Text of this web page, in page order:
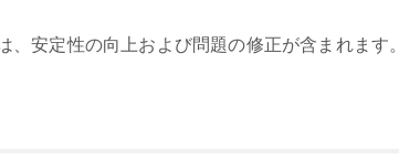
、安定性の向上および問題の修正が含まれます。